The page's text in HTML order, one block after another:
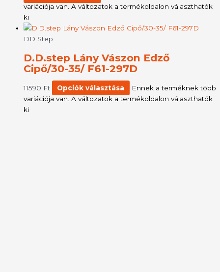
variációja van. A változatok a termékoldalon választhatók
ki
DD Step
D.D.step Lány Vászon Edző
Cipő/30-35/ F61-297D
11590 Ft Opciók választása
Ennek a terméknek több
variációja van. A változatok a termékoldalon választhatók
ki